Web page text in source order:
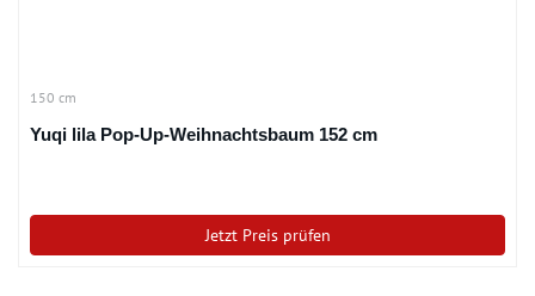
150 cm
Yuqi lila Pop-Up-Weihnachtsbaum 152 cm
Jetzt Preis prüfen